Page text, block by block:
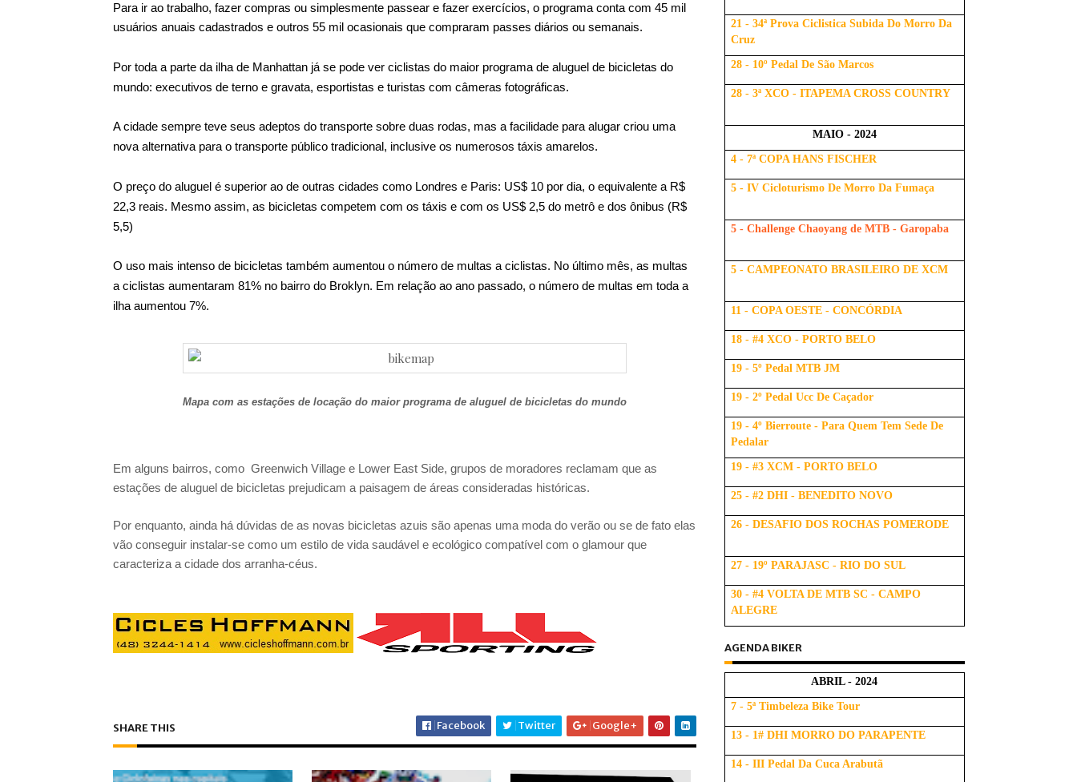
Para ir ao trabalho, fazer compras ou simplesmente passear e fazer exercícios, o programa conta com 45 mil
usuários anuais cadastrados e outros 55 mil ocasionais que compraram passes diários ou semanais.
Por toda a parte da ilha de Manhattan já se pode ver ciclistas do maior programa de aluguel de bicicletas do
mundo: executivos de terno e gravata, esportistas e turistas com câmeras fotográficas.
A cidade sempre teve seus adeptos do transporte sobre duas rodas, mas a facilidade para alugar criou uma
nova alternativa para o transporte público tradicional, inclusive os numerosos táxis amarelos.
O preço do aluguel é superior ao de outras cidades como Londres e Paris: US$ 10 por dia, o equivalente a R$
22,3 reais. Mesmo assim, as bicicletas competem com os táxis e com os US$ 2,5 do metrô e dos ônibus (R$
5,5)
O uso mais intenso de bicicletas também aumentou o número de multas a ciclistas. No último mês, as multas
a ciclistas aumentaram 81% no bairro do Broklyn. Em relação ao ano passado, o número de multas em toda a
ilha aumentou 7%.
Mapa com as estações de locação do maior programa de aluguel de bicicletas do mundo
Em alguns bairros, como Greenwich Village e Lower East Side, grupos de moradores reclamam que as
estações de aluguel de bicicletas prejudicam a paisagem de áreas consideradas históricas.
Por enquanto, ainda há dúvidas de as novas bicicletas azuis são apenas uma moda do verão ou se de fato elas
vão conseguir instalar-se como um estilo de vida saudável e ecológico compatível com o glamour que
caracteriza a cidade dos arranha-céus.
SHARE THIS Facebook Twitter Google+
21 - 34ª Prova Ciclistica Subida Do Morro Da
Cruz
28 - 10º Pedal De São Marcos
28 - 3ª XCO - ITAPEMA CROSS COUNTRY
MAIO - 2024
4 - 7ª COPA HANS FISCHER
5 - IV Cicloturismo De Morro Da Fumaça
5 - Challenge Chaoyang de MTB - Garopaba
5 - CAMPEONATO BRASILEIRO DE XCM
11 - COPA OESTE - CONCÓRDIA
18 - #4 XCO - PORTO BELO
19 - 5º Pedal MTB JM
19 - 2º Pedal Ucc De Caçador
19 - 4º Bierroute - Para Quem Tem Sede De
Pedalar
19 - #3 XCM - PORTO BELO
25 - #2 DHI - BENEDITO NOVO
26 - DESAFIO DOS ROCHAS POMERODE
27 - 19º PARAJASC - RIO DO SUL
30 - #4 VOLTA DE MTB SC - CAMPO
ALEGRE
AGENDA BIKER
ABRIL - 2024
7 - 5ª Timbeleza Bike Tour
13 - 1# DHI MORRO DO PARAPENTE
14 - III Pedal Da Cuca Arabutã